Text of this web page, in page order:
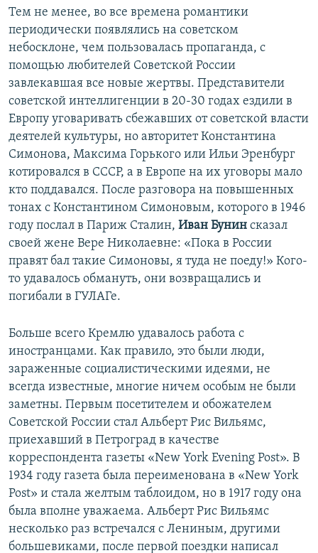
Тем не менее, во все времена романтики
периодически появлялись на советском
небосклоне, чем пользовалась пропаганда, с
помощью любителей Советской России
завлекавшая все новые жертвы. Представители
советской интеллигенции в 20-30 годах ездили в
Европу уговаривать сбежавших от советской власти
деятелей культуры, но авторитет Константина
Симонова, Максима Горького или Ильи Эренбург
котировался в СССР, а в Европе на их уговоры мало
кто поддавался. После разговора на повышенных
тонах с Константином Симоновым, которого в 1946
году послал в Париж Сталин, Иван Бунин сказал
своей жене Вере Николаевне: «Пока в России
правят бал такие Симоновы, я туда не поеду!» Кого-
то удавалось обмануть, они возвращались и
погибали в ГУЛАГе.
Больше всего Кремлю удавалось работа с
иностранцами. Как правило, это были люди,
зараженные социалистическими идеями, не
всегда известные, многие ничем особым не были
заметны. Первым посетителем и обожателем
Советской России стал Альберт Рис Вильямс,
приехавший в Петроград в качестве
корреспондента газеты «New York Evening Post». В
1934 году газета была переименована в «New York
Post» и стала желтым таблоидом, но в 1917 году она
была вполне уважаема. Альберт Рис Вильямс
несколько раз встречался с Лениным, другими
большевиками, после первой поездки написал